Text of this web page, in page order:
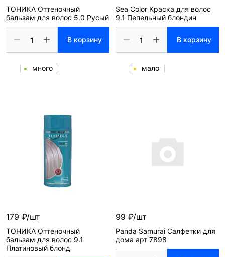
ТОНИКА Оттеночный
бальзам для волос 5.0 Русый
В корзину
много
Sea Color Краска для волос
9.1 Пепельный блондин
В корзину
мало
179 ₽/шт
ТОНИКА Оттеночный
бальзам для волос 9.1
Платиновый блонд
99 ₽/шт
Panda Samurai Салфетки для
дома арт 7898